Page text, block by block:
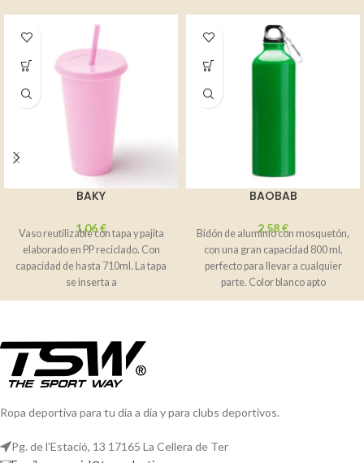
BAKY
1,06€
Vaso reutilizable con tapa y pajita
elaborado en PP reciclado. Con
capacidad de hasta 710ml. La tapa
se inserta a
BAOBAB
2,58€
Bidón de aluminio con mosquetón,
con una gran capacidad 800 ml,
perfecto para llevar a cualquier
parte. Color blanco apto
Ropa deportiva para tu día a día y para clubs deportivos.
Pg. de l'Estació, 13 17165 La Cellera de Ter